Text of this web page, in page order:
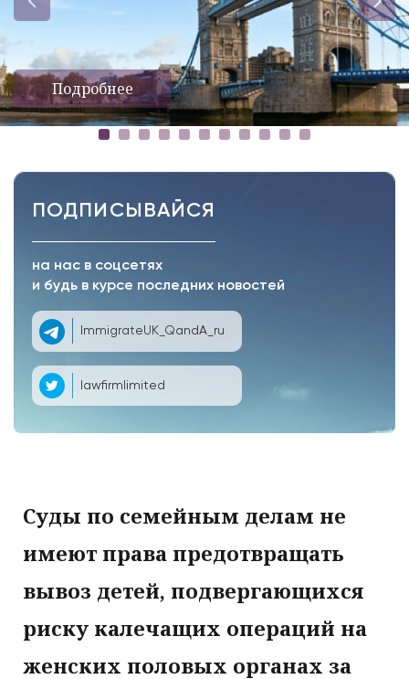
Подробнее
ПОДПИСЫВАЙСЯ
на нас в соцсетях
и будь в курсе последних новостей
ImmigrateUK_QandA_ru
lawfirmlimited
Суды по семейным делам не
имеют права предотвращать
вывоз детей, подвергающихся
риску калечащих операций на
женских половых органах за